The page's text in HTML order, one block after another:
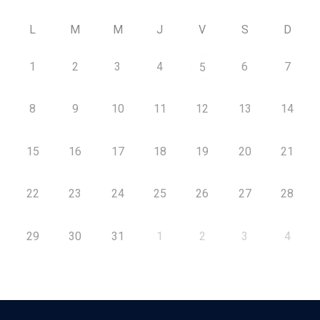
L M M J V S D
1 2 3 4 5 6 7
8 9 10 11 12 13 14
15 16 17 18 19 20 21
22 23 24 25 26 27 28
29 30 31 1 2 3 4